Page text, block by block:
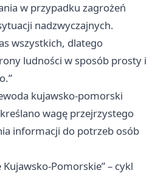
w przypadku zagrożeń
nadzwyczajnych.
wszystkich, dlatego
ludności w sposób prosty i
kujawsko-pomorski
wagę przejrzystego
informacji do potrzeb osób
Pomorskie” – cykl